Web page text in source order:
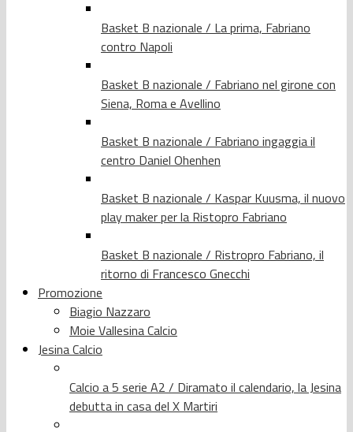
Basket B nazionale / La prima, Fabriano
contro Napoli
Basket B nazionale / Fabriano nel girone con
Siena, Roma e Avellino
Basket B nazionale / Fabriano ingaggia il
centro Daniel Ohenhen
Basket B nazionale / Kaspar Kuusma, il nuovo
play maker per la Ristopro Fabriano
Basket B nazionale / Ristropro Fabriano, il
ritorno di Francesco Gnecchi
Promozione
Biagio Nazzaro
Moie Vallesina Calcio
Jesina Calcio
Calcio a 5 serie A2 / Diramato il calendario, la Jesina
debutta in casa del X Martiri